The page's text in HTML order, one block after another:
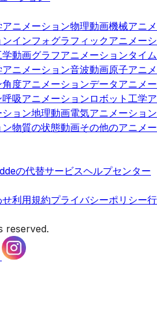
ニメーション物理動画機械アニメ
インフォグラフィックアニメーシ
学動画グラフアニメーションタイム
ニメーション音波動画原子アニメ
角度アニメーションデータアニメー
呼吸アニメーション ロボット工学ア
ョン地理動画電気アニメーション
物質の状態動画その他のアニメー
の代替サービスヘルプセンター
せ利用規約プライバシーポリシー行
reserved.